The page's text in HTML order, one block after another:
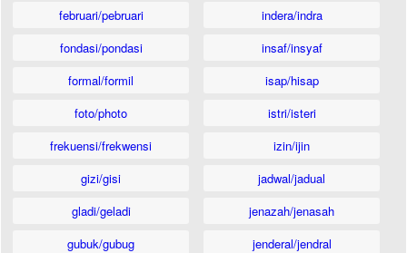
februari/pebruari
fondasi/pondasi
formal/formil
foto/photo
frekuensi/frekwensi
gizi/gisi
gladi/geladi
gubuk/gubug
indera/indra
insaf/insyaf
isap/hisap
istri/isteri
izin/ijin
jadwal/jadual
jenazah/jenasah
jenderal/jendral